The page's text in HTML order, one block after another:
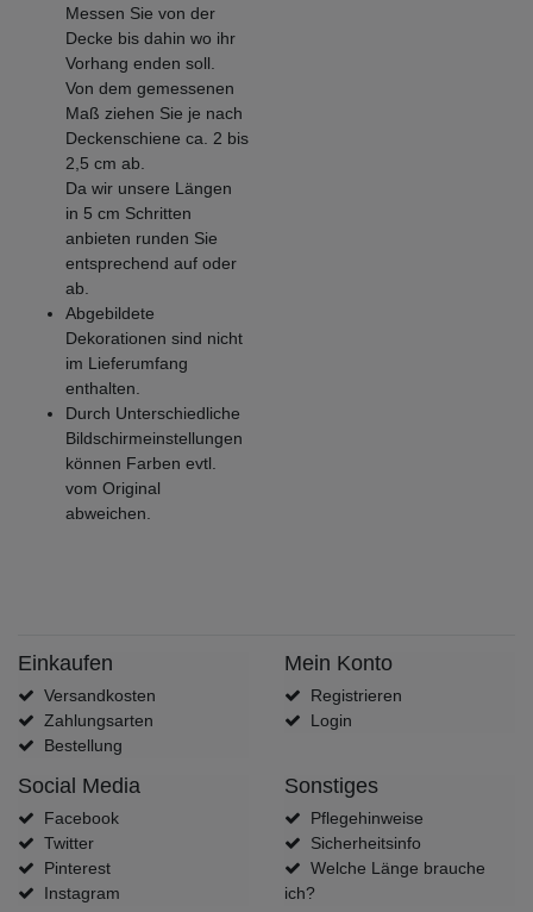
Messen Sie von der
Decke bis dahin wo ihr
Vorhang enden soll.
Von dem gemessenen
Maß ziehen Sie je nach
Deckenschiene ca. 2 bis
2,5 cm ab.
Da wir unsere Längen
in 5 cm Schritten
anbieten runden Sie
entsprechend auf oder
ab.
Abgebildete
Dekorationen sind nicht
im Lieferumfang
enthalten.
Durch Unterschiedliche
Bildschirmeinstellungen
können Farben evtl.
vom Original
abweichen.
Einkaufen
Versandkosten
Zahlungsarten
Bestellung
Mein Konto
Registrieren
Login
Social Media
Facebook
Twitter
Pinterest
Instagram
Sonstiges
Pflegehinweise
Sicherheitsinfo
Welche Länge brauche
ich?